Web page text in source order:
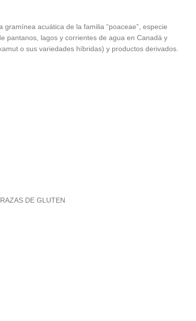
acuática de la familia “poaceae”, especie
pantanos, lagos y corrientes de agua en Canadá y
o sus variedades híbridas) y productos derivados.
DE GLUTEN